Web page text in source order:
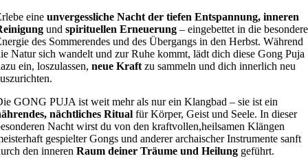
eine unvergessliche Nacht der tiefen Entspannung, inneren
und spirituellen Erneuerung – eingebettet in die besondere
des Sommerendes und des Übergangs in den Herbst. Während
Natur sich wandelt und zur Ruhe kommt, lädt dich diese Gong Puja
ein, loszulassen, neue Kraft zu sammeln und dich innerlich neu
GONG PUJA ist weit mehr als nur ein Klangbad – sie ist ein
nächtliches Ritual für Körper, Geist und Seele. In dieser
Nacht wirst du von den kraftvollen,heilsamen Klängen
gespielter Gongs und anderer archaischer Instrumente sanft
den inneren Raum deiner Träume und Heilung geführt.